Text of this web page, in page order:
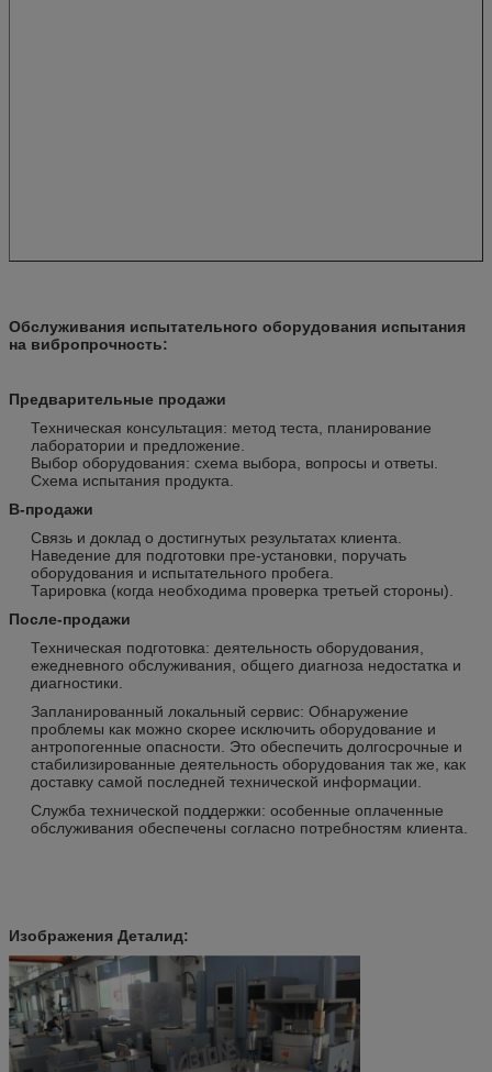
Обслуживания испытательного оборудования испытания
на вибропрочность:
Предварительные продажи
Техническая консультация: метод теста, планирование
лаборатории и предложение.
Выбор оборудования: схема выбора, вопросы и ответы.
Схема испытания продукта.
В-продажи
Связь и доклад о достигнутых результатах клиента.
Наведение для подготовки пре-установки, поручать
оборудования и испытательного пробега.
Тарировка (когда необходима проверка третьей стороны).
После-продажи
Техническая подготовка: деятельность оборудования,
ежедневного обслуживания, общего диагноза недостатка и
диагностики.
Запланированный локальный сервис: Обнаружение
проблемы как можно скорее исключить оборудование и
антропогенные опасности. Это обеспечить долгосрочные и
стабилизированные деятельность оборудования так же, как
доставку самой последней технической информации.
Служба технической поддержки: особенные оплаченные
обслуживания обеспечены согласно потребностям клиента.
Изображения Деталид: